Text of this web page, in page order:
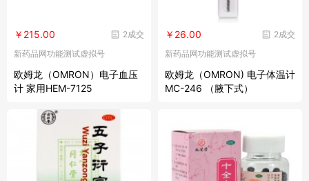
2成交
￥215.00
新药品网功能测试虚拟号
欧姆龙（OMRON）电子血压
计 家用HEM-7125
2成交
￥26.00
新药品网功能测试虚拟号
欧姆龙（OMRON) 电子体温计
MC-246 （腋下式）